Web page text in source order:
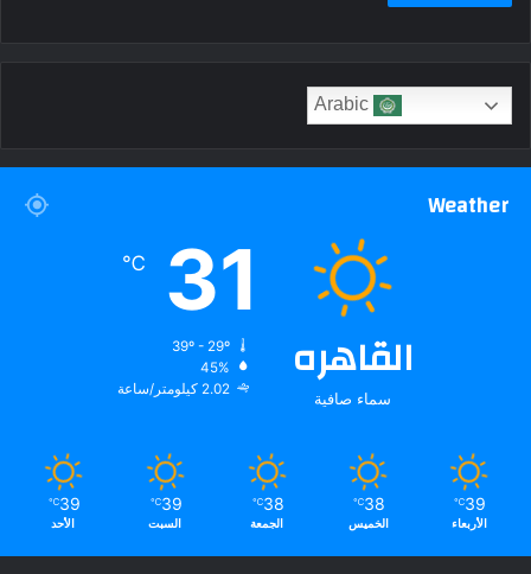
Weather
القاهره
سماء صافية
31
℃
45%
2.02 كيلومتر/ساعة
39
℃
الأربعاء
38
℃
الخميس
38
℃
الجمعة
39
℃
السبت
39
℃
الأحد